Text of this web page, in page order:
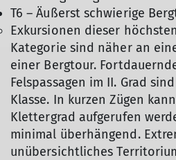
T6 – Äußerst schwierige
Exkursionen dieser
Kategorie sind näher an
einer Bergtour.
Felspassagen im II. Grad
Klasse. In kurzen Zügen
Klettergrad aufgerufen
minimal überhängend.
unübersichtliches